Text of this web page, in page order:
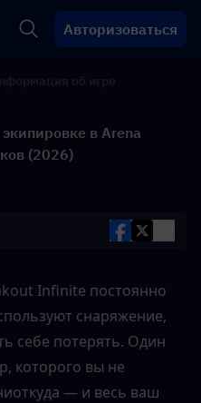
Авторизоваться
в Arena
(2026)
Infinite постоянно
снаряжение,
себе потерять. Один
которого вы не
— и весь ваш